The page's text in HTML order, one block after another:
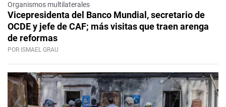
Organismos multilaterales
Vicepresidenta del Banco Mundial, secretario de
OCDE y jefe de CAF; más visitas que traen arenga
de reformas
POR ISMAEL GRAU